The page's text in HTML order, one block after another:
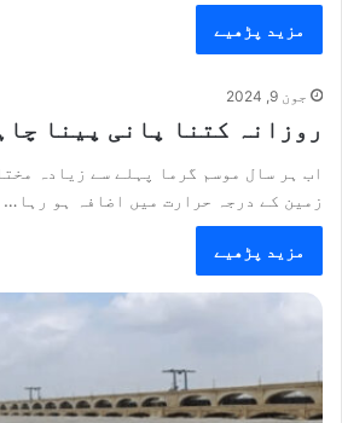
مزید پڑھیے
جون 9, 2024
روزانہ کتنا پانی پینا
اب ہر سال موسم گرما پہلے سے زیادہ
زمین کے درجہ حرارت میں اضافہ ہو رہا…
مزید پڑھیے